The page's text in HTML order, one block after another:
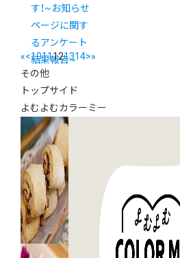
す！~お知らせ
ページに関す
るアンケート
結果報告~
«<1011121314>»
その他
トップサイド
よむよむカラーミー